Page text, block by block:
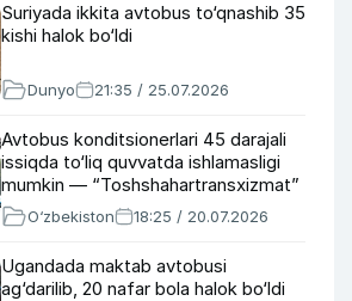
Suriyada ikkita avtobus to‘qnashib 35
kishi halok bo‘ldi
Dunyo 21:35 / 25.07.2026
Avtobus konditsionerlari 45 darajali
issiqda to‘liq quvvatda ishlamasligi
mumkin — “Toshshahartransxizmat”
O‘zbekiston 18:25 / 20.07.2026
Ugandada maktab avtobusi
ag‘darilib, 20 nafar bola halok bo‘ldi